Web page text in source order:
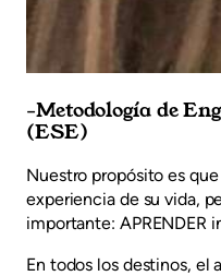
-Metodología de
(ESE)
Nuestro propósito es
experiencia de su vida,
importante: APRENDER
En todos los destinos, el